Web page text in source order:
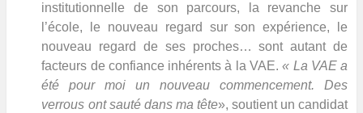
institutionnelle de son parcours, la revanche sur
l’école, le nouveau regard sur son expérience, le
nouveau regard de ses proches… sont autant de
facteurs de confiance inhérents à la VAE.« La VAE a
été pour moi un nouveau commencement. Des
verrous ont sauté dans ma tête», soutient un candidat